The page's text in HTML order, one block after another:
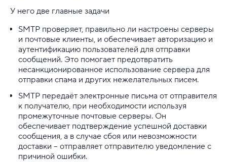
Настройка SMTP на сайте
Настройка SPF-фильтрации
Настройка почтовых клиентов
Ограничения на использование почтового сервиса
Ошибка "Authorization required. Sender address
Перенос содержимого почтовых ящиков с другого
Подключение Яндекc.Почты на домене
У него две главные задачи
SMTP проверяет, правильно ли настроены серверы
и почтовые клиенты, и обеспечивает авторизацию и
аутентификацию пользователей для отправки
сообщений. Это помогает предотвратить
несанкционированное использование сервера для
отправки спама и других нежелательных писем.
SMTP передаёт электронные письма от отправителя
к получателю, при необходимости используя
промежуточные почтовые серверы. Он
обеспечивает подтверждение успешной доставки
сообщения, а в случае сбоя или невозможности
доставки – отправляет отправителю уведомление с
причиной ошибки.